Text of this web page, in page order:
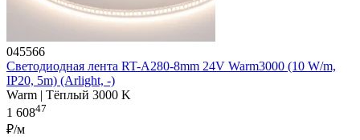
045566
Светодиодная лента RT-A280-8mm 24V Warm3000 (10 W/m,
IP20, 5m) (Arlight, -)
Warm | Тёплый 3000 K
1 60847
₽/м